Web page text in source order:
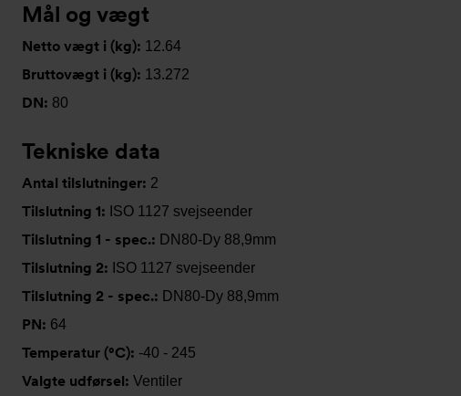
Mål og vægt
Netto vægt i (kg): 12.64
Bruttovægt i (kg): 13.272
DN: 80
Tekniske data
Antal tilslutninger: 2
Tilslutning 1: ISO 1127 svejseender
Tilslutning 1 - spec.: DN80-Dy 88,9mm
Tilslutning 2: ISO 1127 svejseender
Tilslutning 2 - spec.: DN80-Dy 88,9mm
PN: 64
Temperatur (°C): -40 - 245
Valgte udførsel: Ventiler